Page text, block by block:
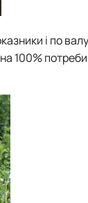
і по
100% потреби